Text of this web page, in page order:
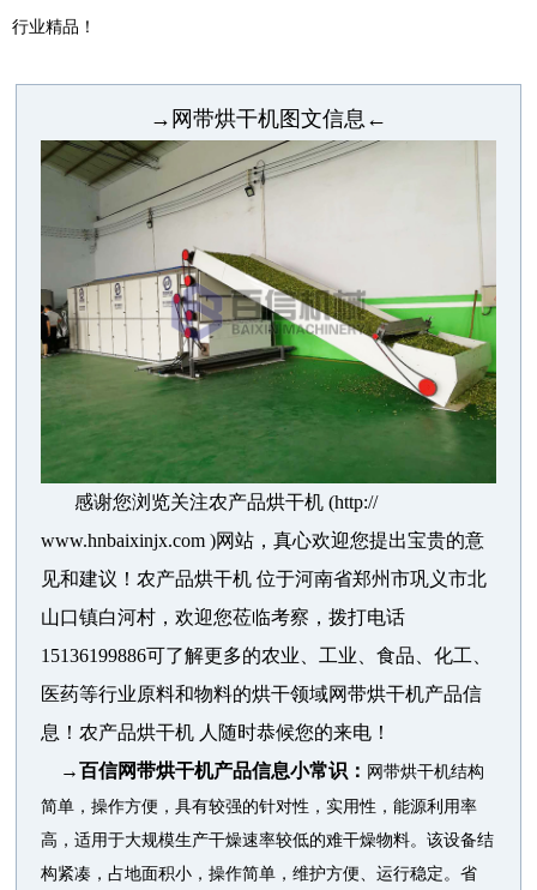
行业精品！
→网带烘干机图文信息←
感谢您浏览关注农产品烘干机 (http://
www.hnbaixinjx.com )网站，真心欢迎您提出宝贵的意
见和建议！农产品烘干机 位于河南省郑州市巩义市北
山口镇白河村，欢迎您莅临考察，拨打电话
15136199886可了解更多的农业、工业、食品、化工、
医药等行业原料和物料的烘干领域网带烘干机产品信
息！农产品烘干机 人随时恭候您的来电！
→百信网带烘干机产品信息小常识： 网带烘干机结构
简单，操作方便，具有较强的针对性，实用性，能源利用率
高，适用于大规模生产干燥速率较低的难干燥物料。该设备结
构紧凑，占地面积小，操作简单，维护方便、运行稳定。省